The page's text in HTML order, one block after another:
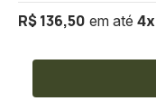
R$ 136,50 4x